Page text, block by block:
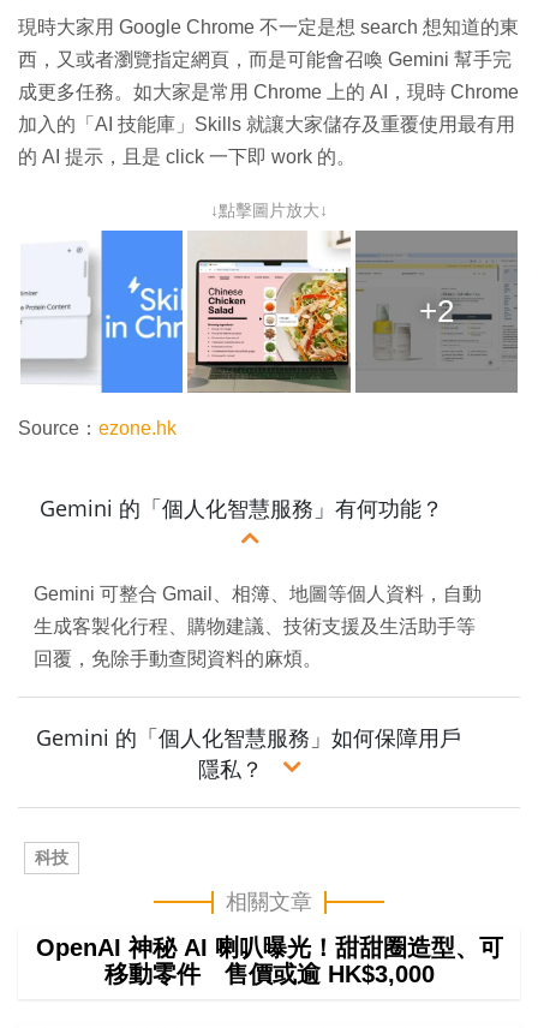
現時大家用 Google Chrome 不一定是想 search 想知道的東
西，又或者瀏覽指定網頁，而是可能會召喚 Gemini 幫手完
成更多任務。如大家是常用 Chrome 上的 AI，現時 Chrome
加入的「AI 技能庫」Skills 就讓大家儲存及重覆使用最有用
的 AI 提示，且是 click 一下即 work 的。
↓點擊圖片放大↓
+2
Source： ezone.hk
Gemini 的「個人化智慧服務」有何功能？
Gemini 可整合 Gmail、相簿、地圖等個人資料，自動
生成客製化行程、購物建議、技術支援及生活助手等
回覆，免除手動查閱資料的麻煩。
Gemini 的「個人化智慧服務」如何保障用戶
隱私？
科技
相關文章
OpenAI 神秘 AI 喇叭曝光！甜甜圈造型、可
移動零件 售價或逾 HK$3,000